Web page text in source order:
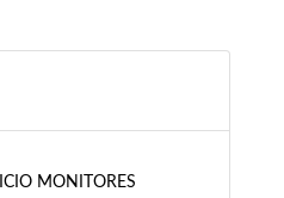
MONITORES